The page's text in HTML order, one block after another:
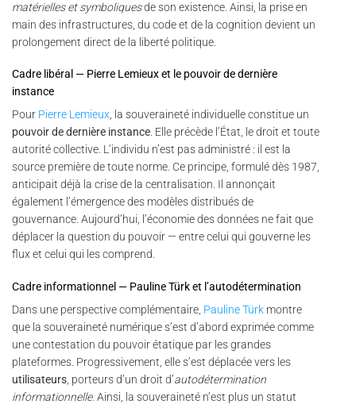
matérielles et symboliquesde son existence. Ainsi, la prise en
main des infrastructures, du code et de la cognition devient un
prolongement direct de la liberté politique.
Cadre libéral — Pierre Lemieux et le pouvoir de dernière
instance
Pour Pierre Lemieux, la souveraineté individuelle constitue un
pouvoir de dernière instance. Elle précède l’État, le droit et toute
autorité collective. L’individu n’est pas administré : il est la
source première de toute norme. Ce principe, formulé dès 1987,
anticipait déjà la crise de la centralisation. Il annonçait
également l’émergence des modèles distribués de
gouvernance. Aujourd’hui, l’économie des données ne fait que
déplacer la question du pouvoir — entre celui qui gouverne les
flux et celui qui les comprend.
Cadre informationnel — Pauline Türk et l’autodétermination
Dans une perspective complémentaire, Pauline Türk montre
que la souveraineté numérique s’est d’abord exprimée comme
une contestation du pouvoir étatique par les grandes
plateformes. Progressivement, elle s’est déplacée vers les
utilisateurs , porteurs d’un droit d’autodétermination
informationnelle. Ainsi, la souveraineté n’est plus un statut